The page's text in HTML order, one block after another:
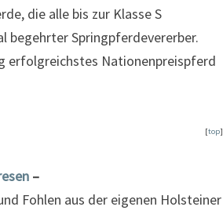
die alle bis zur Klasse S
begehrter Springpferdevererber.
erfolgreichstes Nationenpreispferd
[top]
–
Fohlen aus der eigenen Holsteiner